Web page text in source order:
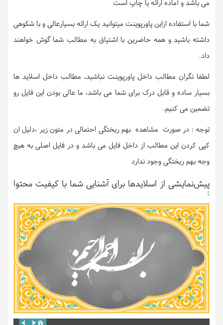
می باشد و آماده ارائه یا چاپ است
شما با استفاده ازاین پاورپوینت میتوانید یک ارائه بسیارعالی و با شکوهی
داشته باشید و همه حاضرین با اشتیاق به مطالب شما گوش خواهند
داد.
لطفا نگران مطالب داخل پاورپوینت نباشید، مطالب داخل اسلاید ها
بسیار ساده و قابل درک برای شما می باشد، ما عالی بودن این فایل رو
تضمین می کنیم.
توجه : در صورت مشاهده بهم ریختگی احتمالی در متون زیر ،دلیل ان
کپی کردن این مطالب از داخل فایل می باشد و در فایل اصلی به هیچ
وجه بهم ریختگی وجود ندارد
پیش‌نمایشی از اسلایدها برای آشنایی شما با کیفیت محتوا
: